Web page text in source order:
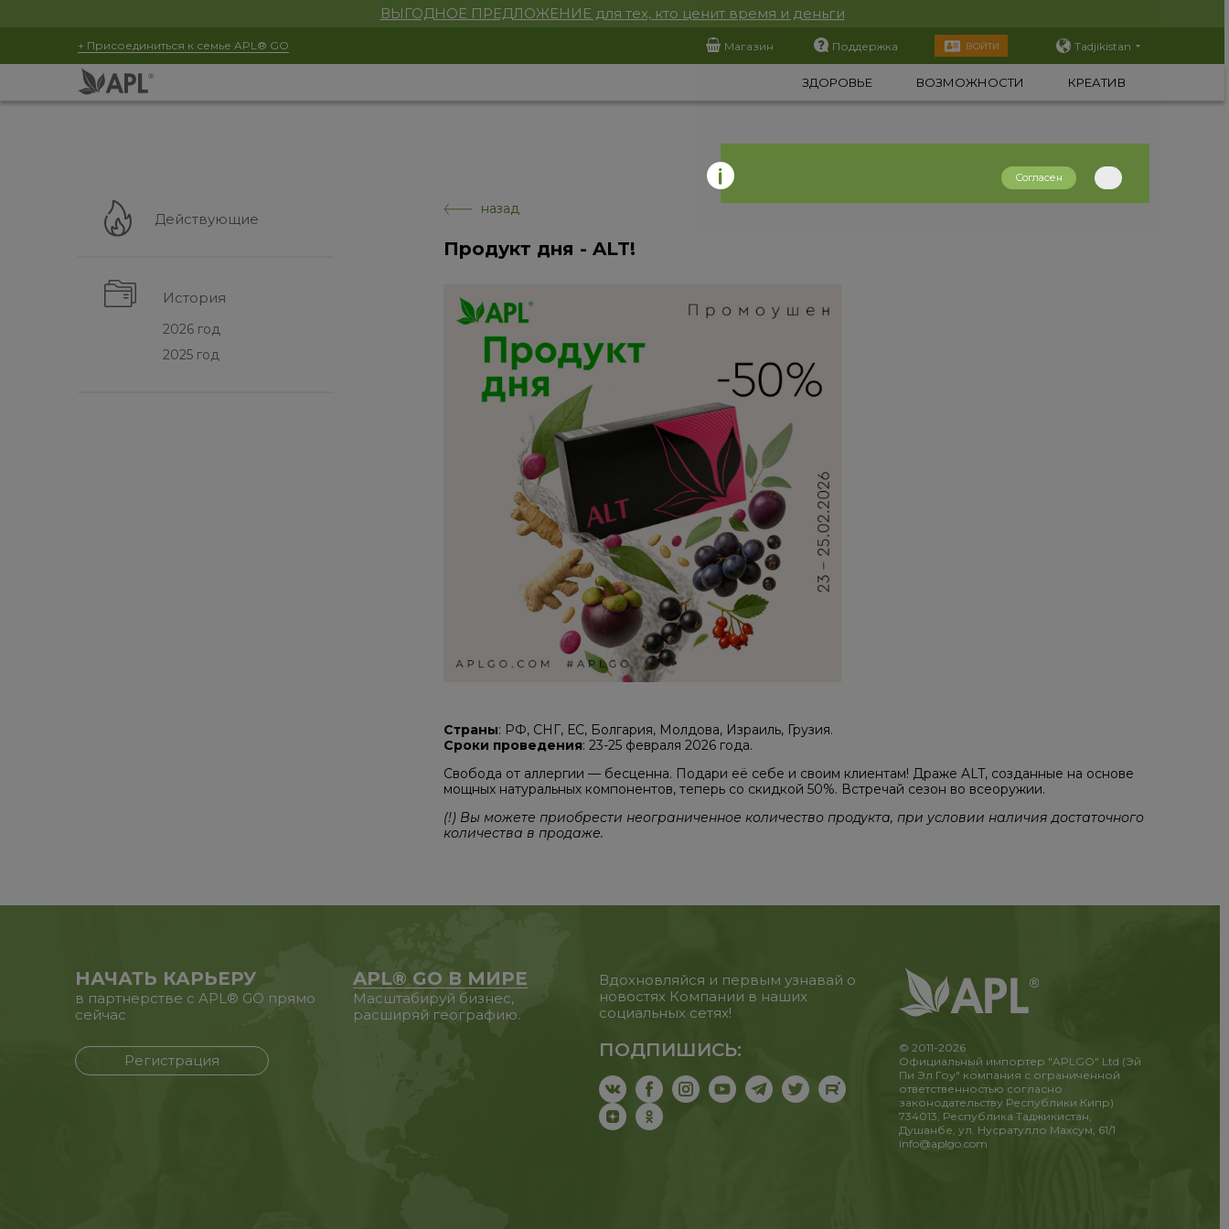
ВЫГОДНОЕ ПРЕДЛОЖЕНИЕ для тех, кто ценит время и деньги
+ Присоединиться к семье APL® GO Магазин Поддержка ВОЙТИ Tadjikistan
ЗДОРОВЬЕ ВОЗМОЖНОСТИ КРЕАТИВ
Действующие
История
2026 год
2025 год
назад
Продукт дня - ALT!
Страны: РФ, СНГ, ЕС, Болгария, Молдова, Израиль, Грузия.
Сроки проведения: 23-25 февраля 2026 года.
Свобода от аллергии — бесценна. Подари её себе и своим клиентам! Драже ALT, созданные на основе
мощных натуральных компонентов, теперь со скидкой 50%. Встречай сезон во всеоружии.
(!) Вы можете приобрести неограниченное количество продукта, при условии наличия достаточного
количества в продаже.
НАЧАТЬ КАРЬЕРУ
в партнерстве с APL® GO прямо
сейчас
Регистрация
APL® GO В МИРЕ
Масштабируй бизнес,
расширяй географию.
Вдохновляйся и первым узнавай о
новостях Компании в наших
социальных сетях!
ПОДПИШИСЬ:
© 2011-2026
Официальный импортер "APLGO" Ltd (Эй
Пи Эл Гоу" компания с ограниченной
ответственностью согласно
законодательству Республики Кипр)
734013, Республика Таджикистан,
Душанбе, ул. Нусратулло Махсум, 61/1
info@aplgo.com
Согласен